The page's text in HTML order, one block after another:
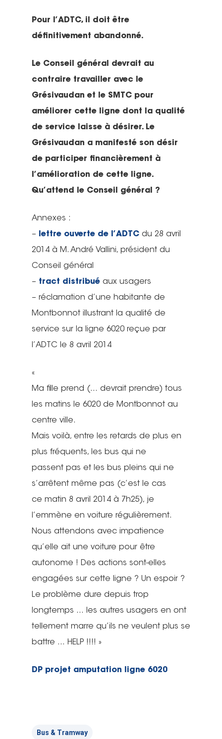
Pour l’ADTC, il doit être
définitivement abandonné.
Le Conseil général devrait au
contraire travailler avec le
Grésivaudan et le SMTC pour
améliorer cette ligne dont la qualité
de service laisse à désirer. Le
Grésivaudan a manifesté son désir
de participer financièrement à
l’amélioration de cette ligne.
Qu’attend le Conseil général ?
Annexes :
–
lettre ouverte de l’ADTC du 28 avril
2014 à M. André Vallini, président du
Conseil général
– tract distribué aux usagers
– réclamation d’une habitante de
Montbonnot illustrant la qualité de
service sur la ligne 6020 reçue par
l’ADTC le 8 avril 2014
«
Ma fille prend (… devrait prendre) tous
les matins le 6020 de Montbonnot au
centre ville.
Mais voilà, entre les retards de plus en
plus fréquents, les bus qui ne
passent pas et les bus pleins qui ne
s’arrêtent même pas (c’est le cas
ce matin 8 avril 2014 à 7h25), je
l’emmène en voiture régulièrement.
Nous attendons avec impatience
qu’elle ait une voiture pour être
autonome ! Des actions sont-elles
engagées sur cette ligne ? Un espoir ?
Le problème dure depuis trop
longtemps … les autres usagers en ont
tellement marre qu’ils ne veulent plus se
battre … HELP !!!! »
DP projet amputation ligne 6020
Bus & Tramway